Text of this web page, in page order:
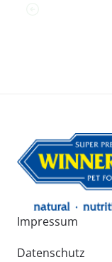
Impressum
Datenschutz